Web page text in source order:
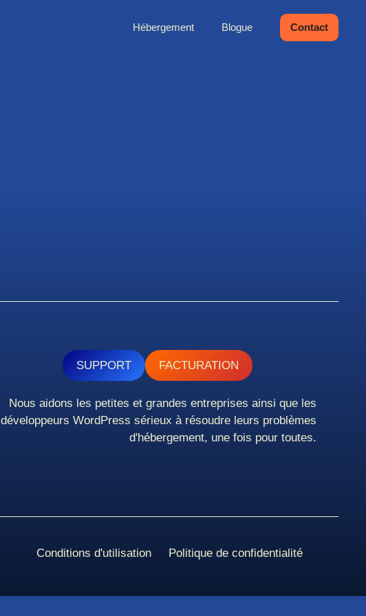
Hébergement Blogue Contact
SUPPORT FACTURATION
Nous aidons les petites et grandes entreprises ainsi que les
développeurs WordPress sérieux à résoudre leurs problèmes
d'hébergement, une fois pour toutes.
Conditions d'utilisation Politique de confidentialité